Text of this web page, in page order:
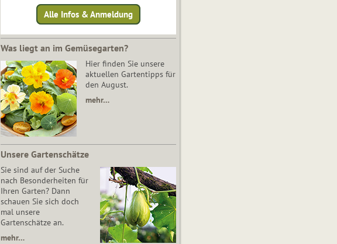
Alle Infos & Anmeldung
Was liegt an im Gemüsegarten?
Hier finden Sie unsere
aktuellen Gartentipps für
den August.
mehr…
Unsere Gartenschätze
Sie sind auf der Suche
nach Besonderheiten für
Ihren Garten? Dann
schauen Sie sich doch
mal unsere
Gartenschätze an.
mehr…